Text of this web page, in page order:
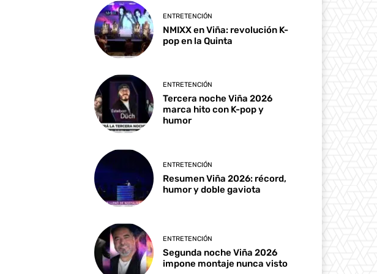
ENTRETENCIÓN
NMIXX en Viña: revolución K-
pop en la Quinta
ENTRETENCIÓN
Tercera noche Viña 2026
marca hito con K-pop y
humor
ENTRETENCIÓN
Resumen Viña 2026: récord,
humor y doble gaviota
ENTRETENCIÓN
Segunda noche Viña 2026
impone montaje nunca visto